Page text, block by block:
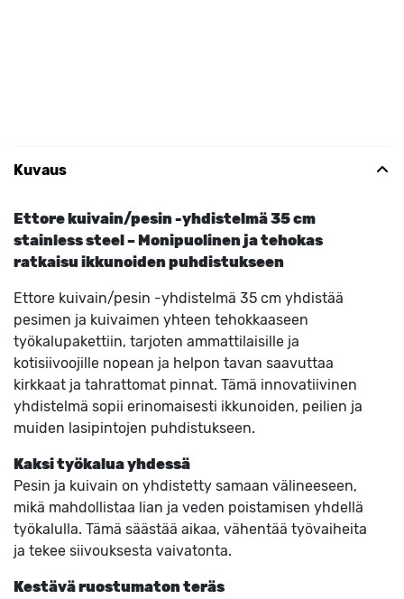
Kuvaus
Ettore kuivain/pesin -yhdistelmä 35 cm
stainless steel – Monipuolinen ja tehokas
ratkaisu ikkunoiden puhdistukseen
Ettore kuivain/pesin -yhdistelmä 35 cm yhdistää
pesimen ja kuivaimen yhteen tehokkaaseen
työkalupakettiin, tarjoten ammattilaisille ja
kotisiivoojille nopean ja helpon tavan saavuttaa
kirkkaat ja tahrattomat pinnat. Tämä innovatiivinen
yhdistelmä sopii erinomaisesti ikkunoiden, peilien ja
muiden lasipintojen puhdistukseen.
Kaksi työkalua yhdessä
Pesin ja kuivain on yhdistetty samaan välineeseen,
mikä mahdollistaa lian ja veden poistamisen yhdellä
työkalulla. Tämä säästää aikaa, vähentää työvaiheita
ja tekee siivouksesta vaivatonta.
Kestävä ruostumaton teräs